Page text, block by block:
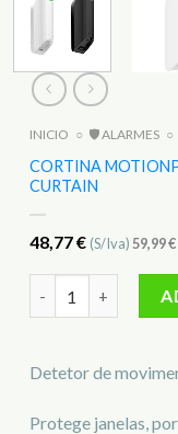
INICIO ○ 🛡️ ALARMES ○
CORTINA
CURTAIN
48,77€ (S/Iva)59,99€
Detetor de
Protege janelas,